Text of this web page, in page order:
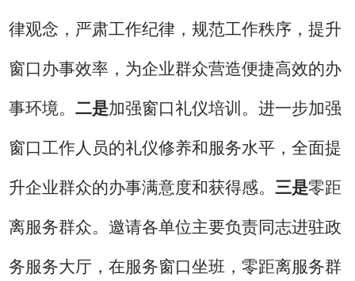
律观念， 严肃工作纪律，规范工作秩序，提升
窗口办事效率，为企业群众营造便捷高效的办
事环境。二是加强窗口礼仪培训。进一步加强
窗口工作人员的礼仪修养和服务水平，全面提
升企业群众的办事满意度和获得感。三是零距
离服务群众。邀请各单位主要负责同志进驻政
务服务大厅，在服务窗口坐班，零距离服务群